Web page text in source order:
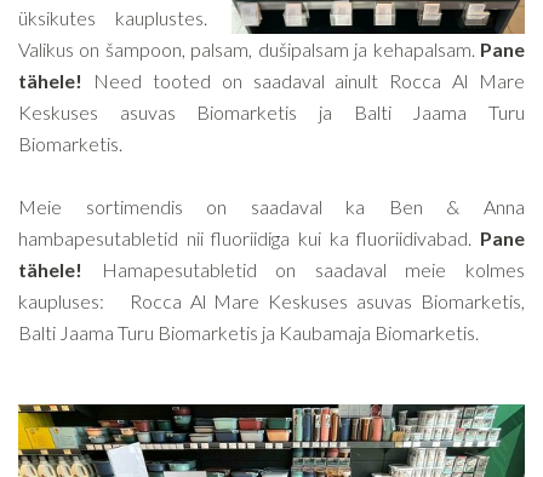
üksikutes kauplustes.
Valikus on šampoon, palsam, dušipalsam ja kehapalsam. Pane
tähele!
Need tooted on saadaval ainult Rocca Al Mare
Keskuses asuvas Biomarketis ja Balti Jaama Turu
Biomarketis.
Meie sortimendis on saadaval ka Ben & Anna
hambapesutabletid nii fluoriidiga kui ka fluoriidivabad. Pane
tähele!
Hamapesutabletid on saadaval meie kolmes
kaupluses: Rocca Al Mare Keskuses asuvas Biomarketis,
Balti Jaama Turu Biomarketis ja Kaubamaja Biomarketis.